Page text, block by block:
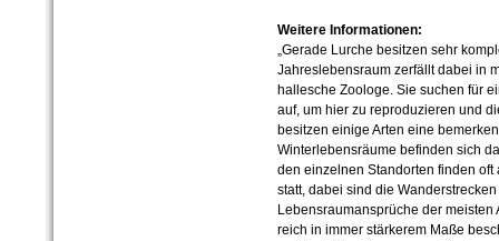
Weitere Informationen:
„Gerade Lurche besitzen sehr
Jahreslebensraum zerfällt dabei in
hallesche Zoologe. Sie suchen für
auf, um hier zu reproduzieren und
besitzen einige Arten eine
Winterlebensräume befinden sich
den ein­zelnen Standorten finden
statt, dabei sind die
Lebensraumansprüche der
reich in immer stärkerem Maße